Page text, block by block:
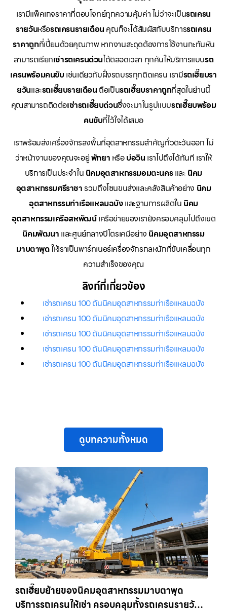
เรามีแพ็คเกจราคาที่ตอบโจทย์ทุกความคุ้มค่า ไม่ว่าจะเป็นรถเครน
รายวันหรือรถเครนรายเดือน คุณก็จะได้สัมผัสกับบริการรถเครน
ราคาถูกที่เปี่ยมด้วยคุณภาพ หากงานสะดุดต้องการใช้งานกะทันหัน
สามารถเรียกเช่ารถเครนด่วนได้ตลอดเวลา ทุกคันให้บริการแบบรถ
เครนพร้อมคนขับ เช่นเดียวกับฝั่งรถบรรทุกติดเครน เรามีรถเฮี๊ยบรา
ยวันและรถเฮี๊ยบรายเดือน ถือเป็นรถเฮี๊ยบราคาถูกที่สุดในย่านนี้
คุณสามารถติดต่อเช่ารถเฮี๊ยบด่วนซึ่งจะมาในรูปแบบรถเฮี๊ยบพร้อม
คนขับที่ไว้ใจได้เสมอ
เราพร้อมส่งเครื่องจักรลงพื้นที่อุตสาหกรรมสำคัญทั่วตะวันออก ไม่
ว่าหน้างานของคุณจะอยู่พัทยา หรือบ่อวิน เราไปถึงได้ทันที เราให้
บริการเป็นประจำใน นิคมอุตสาหกรรมอมตะนครและ นิคม
อุตสาหกรรมศรีราชารวมถึงโซนขนส่งและคลังสินค้าอย่าง นิคม
อุตสาหกรรมท่าเรือแหลมฉบังและฐานการผลิตใน นิคม
อุตสาหกรรมเครือสหพัฒน์เครือข่ายของเรายังครอบคลุมไปถึงเขต
นิคมพัฒนา และศูนย์กลางปิโตรเคมีอย่าง นิคมอุตสาหกรรม
มาบตาพุดให้เราเป็นพาร์ทเนอร์เครื่องจักรกลหนักที่ขับเคลื่อนทุก
ความสำเร็จของคุณ
ลิงก์ที่เกี่ยวข้อง
เช่ารถเครน 100 ตันนิคมอุตสาหกรรมท่าเรือแหลมฉบัง
เช่ารถเครน 100 ตันนิคมอุตสาหกรรมท่าเรือแหลมฉบัง
เช่ารถเครน 100 ตันนิคมอุตสาหกรรมท่าเรือแหลมฉบัง
เช่ารถเครน 100 ตันนิคมอุตสาหกรรมท่าเรือแหลมฉบัง
เช่ารถเครน 100 ตันนิคมอุตสาหกรรมท่าเรือแหลมฉบัง
ดูบทความทั้งหมด
รถเฮี๊ยบย้ายของนิคมอุตสาหกรรมมาบตาพุด
บริการรถเครนให้เช่า ครอบคลุมทั้งรถเครนรายวัน